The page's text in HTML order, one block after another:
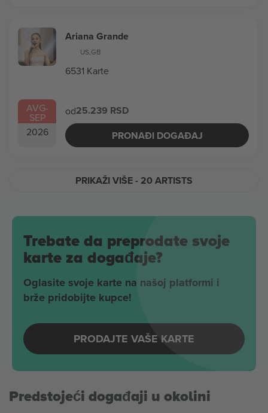
AVG-
SEP
2026
Ariana Grande
US,GB
6531 Karte
od25.239 RSD
PRONAĐI DOGAĐAJ
PRIKAŽI VIŠE- 20 ARTISTS
Trebate da preprodate svoje
karte za događaje?
Oglasite svoje karte na našoj platformi i
brže pridobijte kupce!
PRODAJTE VAŠE KARTE
Predstojeći događaji u okolini